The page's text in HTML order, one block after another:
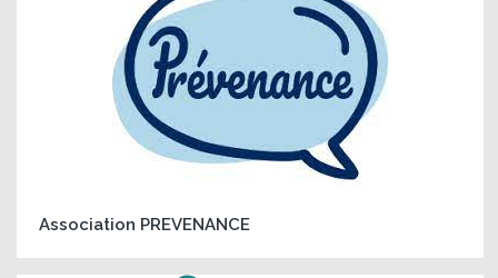
Association PREVENANCE